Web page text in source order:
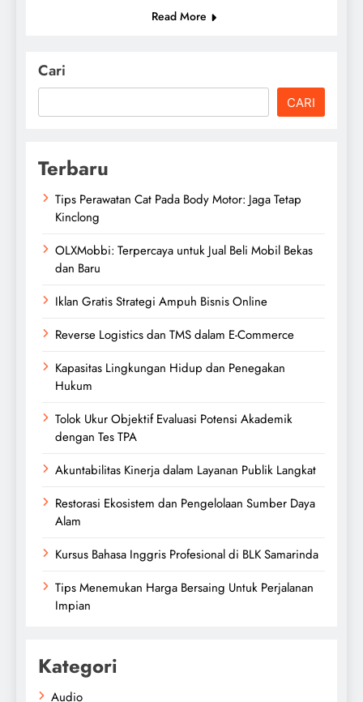
Read More
Cari
CARI
Terbaru
Tips Perawatan Cat Pada Body Motor: Jaga Tetap
Kinclong
OLXMobbi: Terpercaya untuk Jual Beli Mobil Bekas
dan Baru
Iklan Gratis Strategi Ampuh Bisnis Online
Reverse Logistics dan TMS dalam E-Commerce
Kapasitas Lingkungan Hidup dan Penegakan
Hukum
Tolok Ukur Objektif Evaluasi Potensi Akademik
dengan Tes TPA
Akuntabilitas Kinerja dalam Layanan Publik Langkat
Restorasi Ekosistem dan Pengelolaan Sumber Daya
Alam
Kursus Bahasa Inggris Profesional di BLK Samarinda
Tips Menemukan Harga Bersaing Untuk Perjalanan
Impian
Kategori
Audio